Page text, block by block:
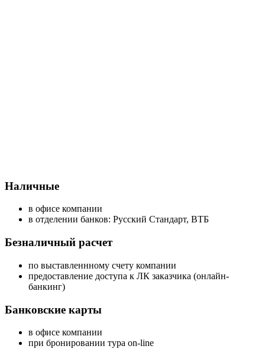
Наличные
в офисе компании
в отделении банков: Русский Стандарт, ВТБ
Безналичный расчет
по выставленнному счету компании
предоставление доступа к ЛК заказчика (онлайн-
банкинг)
Банковские карты
в офисе компании
при бронировании тура on-line